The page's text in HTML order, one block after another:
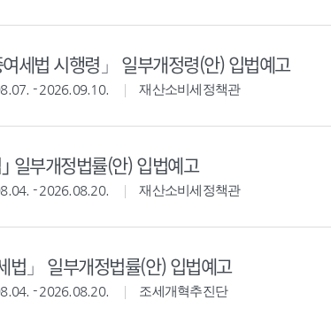
여세법 시행령」 일부개정령(안) 입법예고
- 2026.09.10. 재산소비세정책관
일부개정법률(안) 입법예고
- 2026.08.20. 재산소비세정책관
법」 일부개정법률(안) 입법예고
- 2026.08.20. 조세개혁추진단